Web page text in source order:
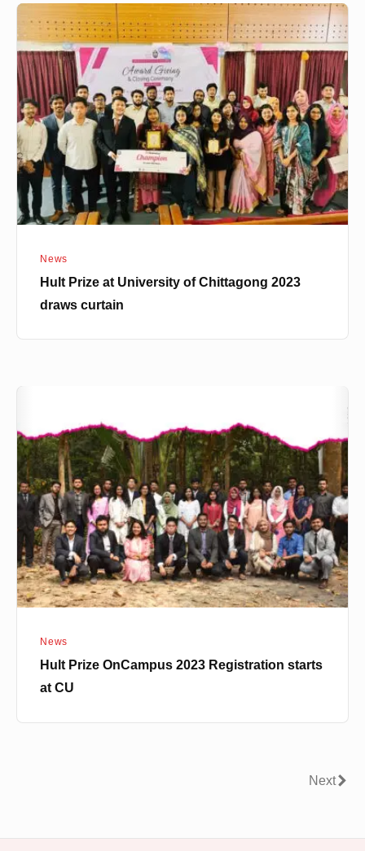
Prize
at
University
of
Chittagong
2023
draws
curtain
News
Hult Prize at University of Chittagong 2023
draws curtain
OnCampus
2023
Registration
starts
at
CU
News
Hult Prize OnCampus 2023 Registration starts
at CU
Next
Next